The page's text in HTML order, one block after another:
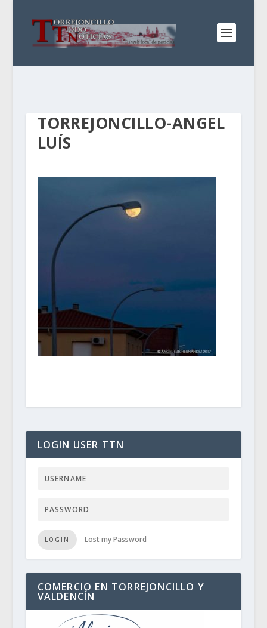
TORREJONCILLO-ANGEL
LUÍS
LOGIN USER TTN
LOGIN Lost my Password
COMERCIO EN TORREJONCILLO Y
VALDENCÍN